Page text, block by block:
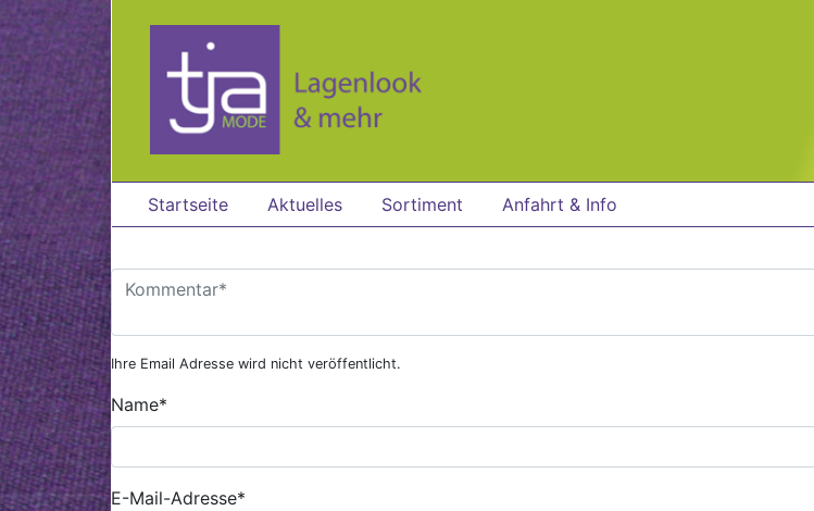
Zum Hauptinhalt springen
Startseite Aktuelles Sortiment Anfahrt & Info
Ihre Email Adresse wird nicht veröffentlicht.
Name*
E-Mail-Adresse*